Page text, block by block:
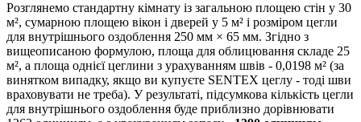
Розглянемо стандартну кімнату із загальною площею стін у 30
м², сумарною площею вікон і дверей у 5 м² і розміром цегли
для внутрішнього оздоблення 250 мм × 65 мм. Згідно з
вищеописаною формулою, площа для облицювання складе 25
м², а площа однієї цеглини з урахуванням швів - 0,0198 м² (за
винятком випадку, якщо ви купуєте SENTEX цеглу - тоді шви
враховувати не треба). У результаті, підсумкова кількість цегли
для внутрішнього оздоблення буде приблизно дорівнювати